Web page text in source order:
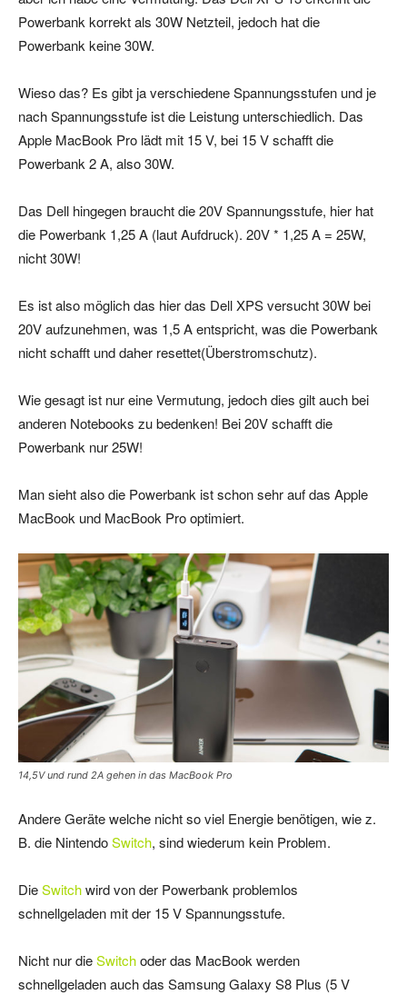
Powerbank korrekt als 30W Netzteil, jedoch hat die
Powerbank keine 30W.
Wieso das? Es gibt ja verschiedene Spannungsstufen und je
nach Spannungsstufe ist die Leistung unterschiedlich. Das
Apple MacBook Pro lädt mit 15 V, bei 15 V schafft die
Powerbank 2 A, also 30W.
Das Dell hingegen braucht die 20V Spannungsstufe, hier hat
die Powerbank 1,25 A (laut Aufdruck). 20V * 1,25 A = 25W,
nicht 30W!
Es ist also möglich das hier das Dell XPS versucht 30W bei
20V aufzunehmen, was 1,5 A entspricht, was die Powerbank
nicht schafft und daher resettet(Überstromschutz).
Wie gesagt ist nur eine Vermutung, jedoch dies gilt auch bei
anderen Notebooks zu bedenken! Bei 20V schafft die
Powerbank nur 25W!
Man sieht also die Powerbank ist schon sehr auf das Apple
MacBook und MacBook Pro optimiert.
14,5V und rund 2A gehen in das MacBook Pro
Andere Geräte welche nicht so viel Energie benötigen, wie z.
B. die NintendoSwitch, sind wiederum kein Problem.
DieSwitchwird von der Powerbank problemlos
schnellgeladen mit der 15 V Spannungsstufe.
Nicht nur dieSwitchoder das MacBook werden
schnellgeladen auch das Samsung Galaxy S8 Plus (5 V